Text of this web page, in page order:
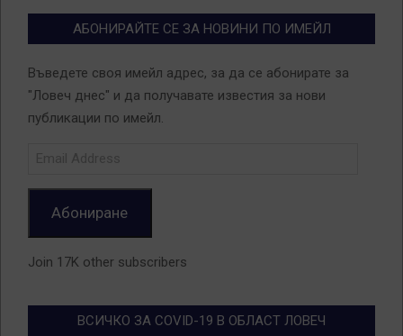
АБОНИРАЙТЕ СЕ ЗА НОВИНИ ПО ИМЕЙЛ
Въведете своя имейл адрес, за да се абонирате за
"Ловеч днес" и да получавате известия за нови
публикации по имейл.
Абониране
Join 17K other subscribers
ВСИЧКО ЗА COVID-19 В ОБЛАСТ ЛОВЕЧ